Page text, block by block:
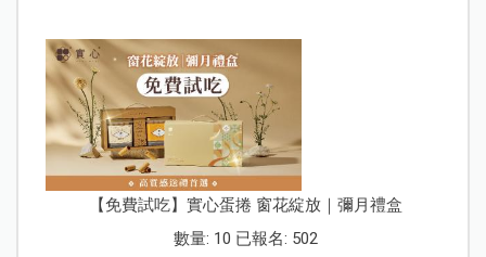
【免費試吃】實心蛋捲 窗花綻放｜彌月禮盒
數量: 10 已報名: 502